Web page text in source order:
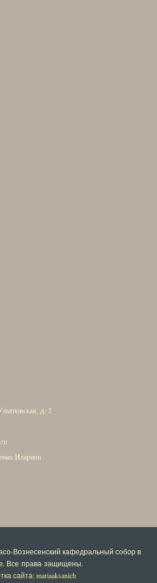
д. 2
Иларион
Вознесенский кафедральный собор в
. Все права защищены.
сайта: mariaaksanich